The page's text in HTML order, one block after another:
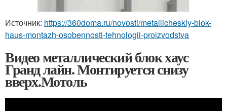
Источник: https://360doma.ru/novosti/metallicheskiy-blok-
haus-montazh-osobennosti-tehnologii-proizvodstva
Видео металлический блок хаус
Гранд лайн. Монтируется снизу
вверх.Мотоль